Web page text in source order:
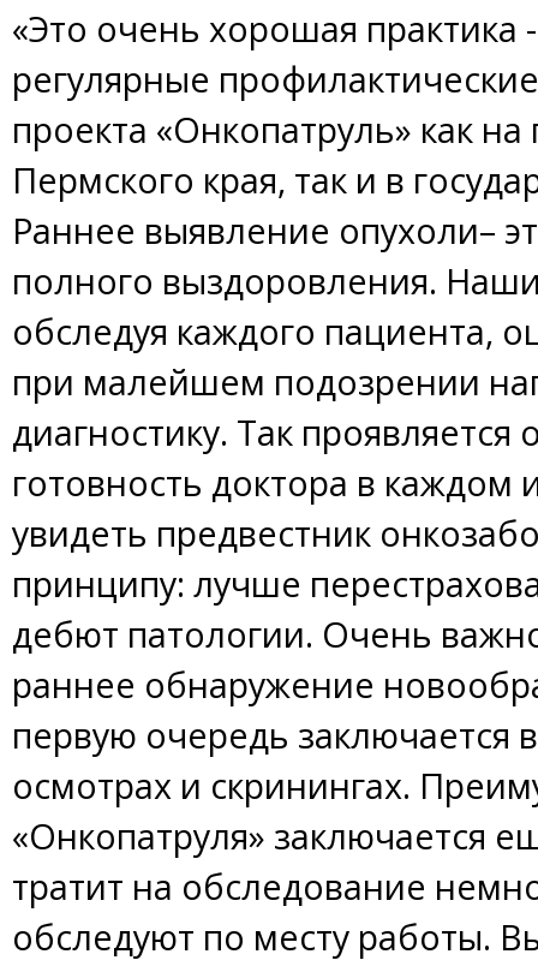
«Это очень хорошая практика
регулярные
проекта «Онкопатруль» как
Пермского края, так и в
Раннее выявление опухоли–
полного выздоровления.
обследуя каждого пациента,
при малейшем подозрении
диагностику. Так
готовность доктора в
увидеть предвестник
принципу: лучше
дебют патологии. Очень
раннее обнаружение
первую очередь заключается
осмотрах и скринингах.
«Онкопатруля» заключается
тратит на обследование
обследуют по месту работы.